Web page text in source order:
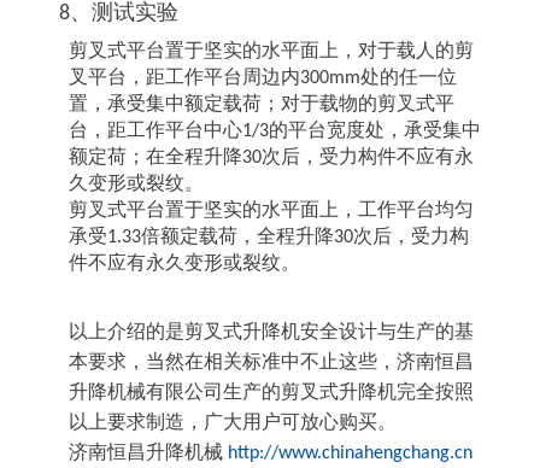
8、测试实验
剪叉式平台置于坚实的水平面上，对于载人的剪
叉平台，距工作平台周边内300mm处的任一位
置，承受集中额定载荷；对于载物的剪叉式平
台，距工作平台中心1/3的平台宽度处，承受集中
额定荷；在全程升降30次后，受力构件不应有永
久变形或裂纹。
剪叉式平台置于坚实的水平面上，工作平台均匀
承受1.33倍额定载荷，全程升降30次后，受力构
件不应有永久变形或裂纹。
以上介绍的是剪叉式升降机安全设计与生产的基
本要求，当然在相关标准中不止这些，济南恒昌
升降机械有限公司生产的剪叉式升降机完全按照
以上要求制造，广大用户可放心购买。
济南恒昌升降机械 http://www.chinahengchang.cn